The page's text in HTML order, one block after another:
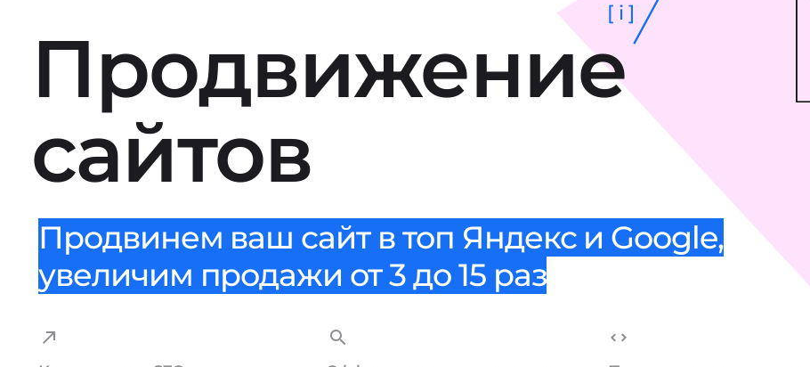
Продвижение
сайтов
[ i ]
Продвинем ваш сайт в топ Яндекс и Google,
увеличим продажи от 3 до 15 раз